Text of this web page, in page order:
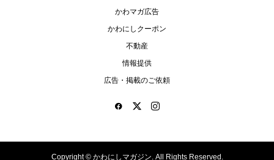
かわマガ広告
かわにしクーポン
不動産
情報提供
広告・掲載のご依頼
Copyright ©かわにしマガジン. All Rights Reserved.